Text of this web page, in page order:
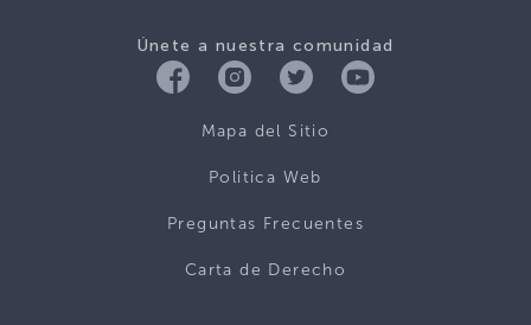
Únete a nuestra comunidad
Mapa del Sitio
Politica Web
Preguntas Frecuentes
Carta de Derecho